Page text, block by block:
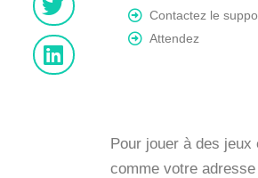
Contactez le
Attendez
Pour jouer à des
comme votre